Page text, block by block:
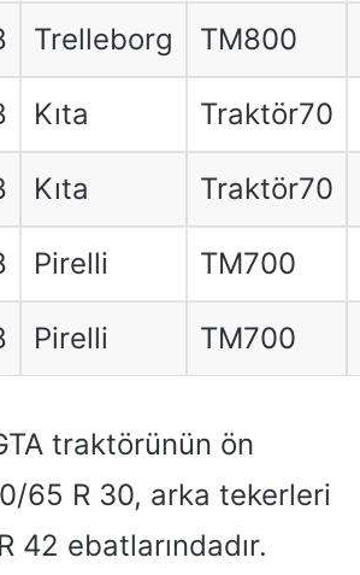
Trelleborg TM800
Kıta Traktör70
Kıta Traktör70
Pirelli TM700
Pirelli TM700
traktörünün ön
65 R 30, arka tekerleri
42 ebatlarındadır.